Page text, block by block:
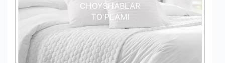
CHOYSHABLAR
TO'PLAMI